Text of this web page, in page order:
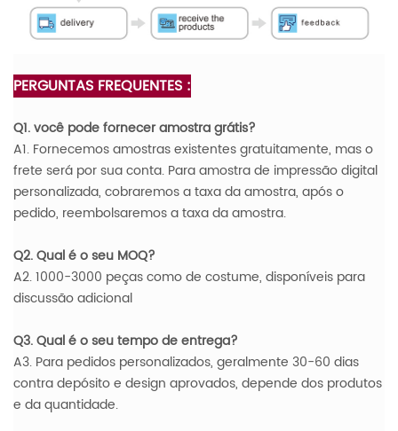
PERGUNTAS FREQUENTES :
Q1. você pode fornecer amostra grátis?
A1. Fornecemos amostras existentes gratuitamente, mas o
frete será por sua conta. Para amostra de impressão digital
personalizada, cobraremos a taxa da amostra, após o
pedido, reembolsaremos a taxa da amostra.
Q2. Qual é o seu MOQ?
A2. 1000-3000 peças como de costume, disponíveis para
discussão adicional
Q3. Qual é o seu tempo de entrega?
A3. Para pedidos personalizados, geralmente 30-60 dias
contra depósito e design aprovados, depende dos produtos
e da quantidade.